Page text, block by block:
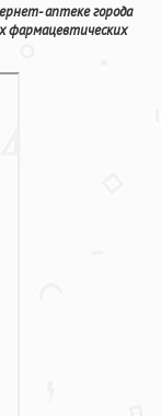
аптеке города
фармацевтических